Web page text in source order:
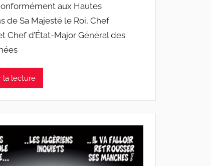
aux Hautes
de Sa Majesté le Roi, Chef
Chef d’État-Major Général des
la lecture